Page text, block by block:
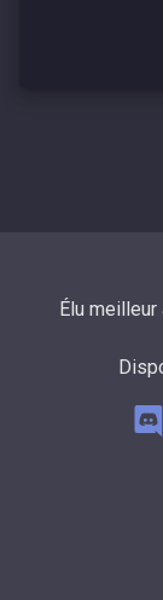
Élu